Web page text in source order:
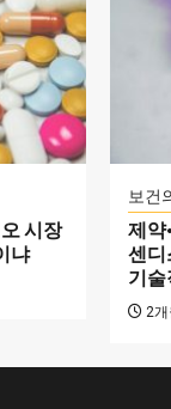
시장
냐
보건
제약
센디
기술
2